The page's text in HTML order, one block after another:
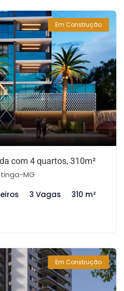
Em Construção
com 4 quartos, 310m²
MG
3 Vagas 310 m²
Em Construção